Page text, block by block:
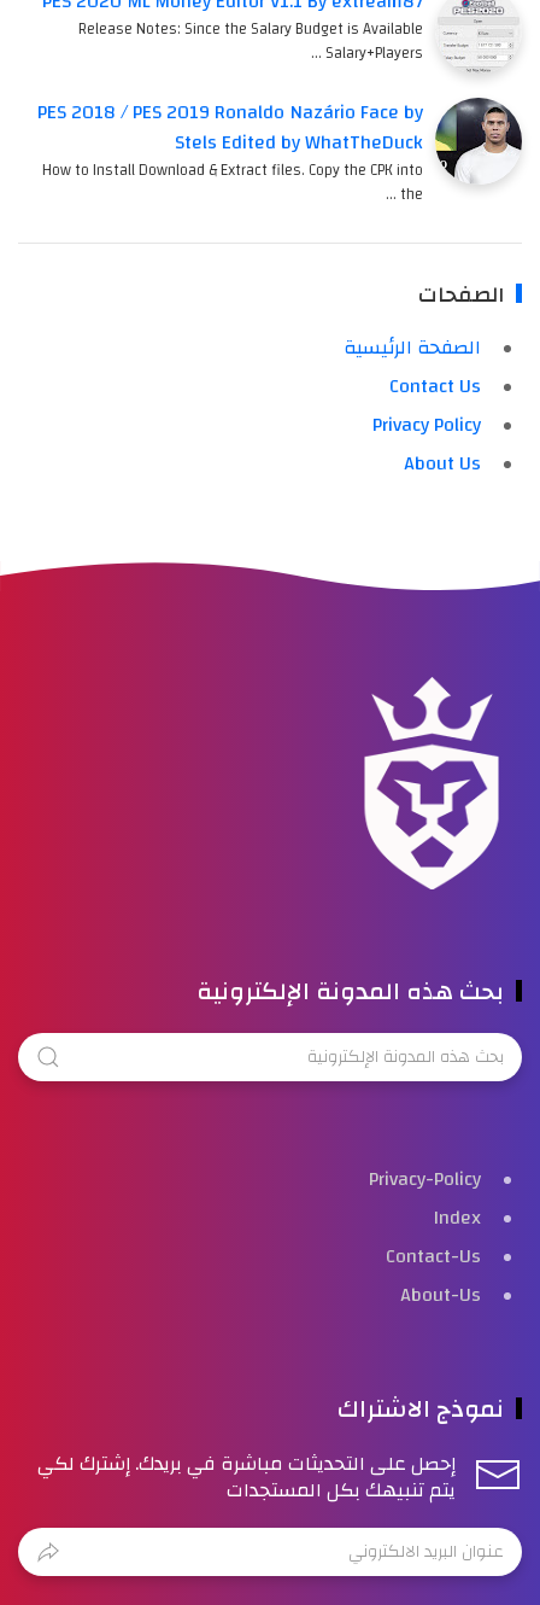
Release Notes: Since the Salary Budget is Available
Salary+Players …
PES 2018 / PES 2019 Ronaldo Nazário Face by
Stels Edited by WhatTheDuck
How to Install Download & Extract files. Copy the CPK into
the …
الصفحات
الصفحة الرئيسية
Contact Us
Privacy Policy
About Us
بحث هذه المدونة الإلكترونية
Privacy-Policy
Index
Contact-Us
About-Us
نموذج الاشتراك
إحصل على التحديثات مباشرة في بريدك. إشترك لكي
يتم تنبيهك بكل المستجدات